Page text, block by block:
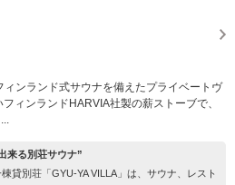
ンランド式サウナを備えたプライベートヴ
ィンランドHARVIA社製の薪ストーブで、
来る別荘サウナ”
貸別荘「GYU-YA VILLA」は、サウナ、レスト